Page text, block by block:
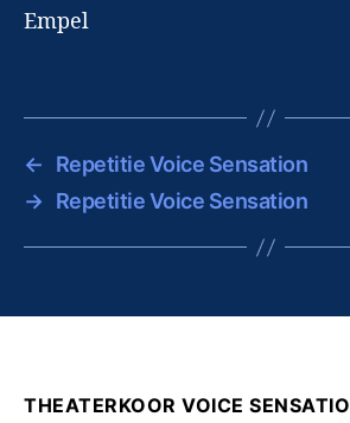
Empel
←
Repetitie Voice Sensation
→
Repetitie Voice Sensation
THEATERKOOR VOICE